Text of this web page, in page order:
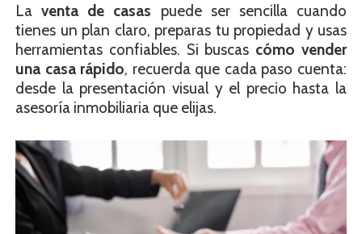
Laventa de casas puede ser sencilla cuando
tienes un plan claro, preparas tu propiedad y usas
herramientas confiables. Si buscas cómo vender
una casa rápido, recuerda que cada paso cuenta:
desde la presentación visual y el precio hasta la
asesoría inmobiliaria que elijas.